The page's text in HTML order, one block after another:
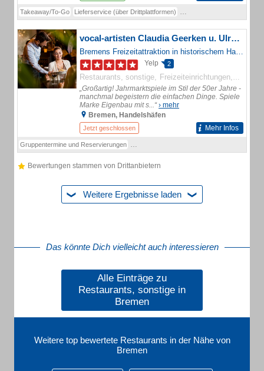
Takeaway/To-Go Lieferservice (über Drittplattformen)
vocal-artisten Claudia Geerken u. Ulrich Möllmann GbR- HafenRummel
Bremens Freizeitattraktion in historischem Hafenambiente
Yelp 2
Restaurants, sonstige Freizeiteinrichtungen
„Großartig! Jahrmarktspiele im Stil der 50er Jahre -
manchmal begeistern die einfachen Dinge. Spiele
Marke Eigenbau mit s...“› mehr
Bremen, Handelshäfen
Jetzt geschlossen Mehr Infos
Gruppentermine und Reservierungen
Bewertungen stammen von Drittanbietern
Weitere Ergebnisse laden
Das könnte Dich vielleicht auch interessieren
Alle Einträge zu
Restaurants, sonstige in
Bremen
Weitere top bewertete Restaurants in der Nähe von
Bremen